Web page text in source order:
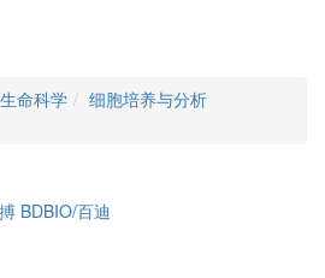
生命科学
细胞培养与分析
BDBIO/百迪